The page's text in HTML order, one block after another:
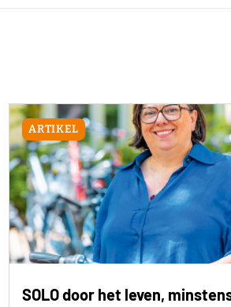
ARTIKEL
SOLO door het leven,